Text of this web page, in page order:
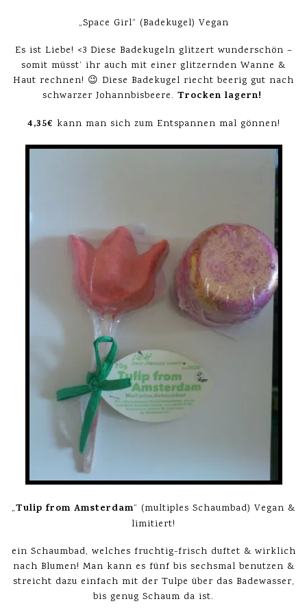
„Space Girl“ (Badekugel) Vegan
Es ist Liebe! <3 Diese Badekugeln glitzert wunderschön –
somit müsst‘ ihr auch mit einer glitzernden Wanne &
Haut rechnen! 😉 Diese Badekugel riecht beerig gut nach
schwarzer Johannbisbeere. Trocken lagern!
4,35€ kann man sich zum Entspannen mal gönnen!
„Tulip from Amsterdam“ (multiples Schaumbad) Vegan &
limitiert!
ein Schaumbad, welches fruchtig-frisch duftet & wirklich
nach Blumen! Man kann es fünf bis sechsmal benutzen &
streicht dazu einfach mit der Tulpe über das Badewasser,
bis genug Schaum da ist.